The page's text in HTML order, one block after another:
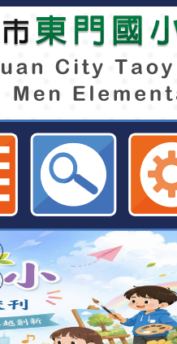
育館為推廣天
」天 文館一
學年度